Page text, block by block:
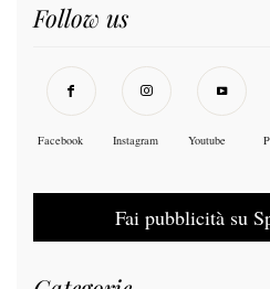
Follow us
Facebook Instagram Youtube
Fai pubblicità su